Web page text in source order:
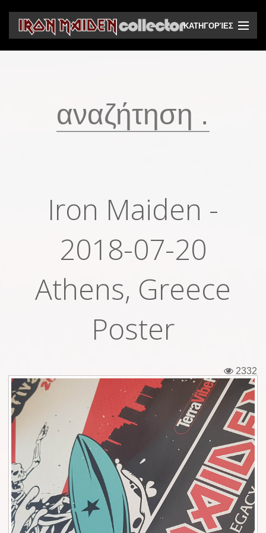
ΚΑΤΗΓΟΡΊΕΣ
CD
Βίντεο bootlegs
Εισιτήρια
Καρφίτσες
Καρτ ποστάλ
Πένες
Αυτοκόλλητα
Τηλεκάρτες
Αφίσες
Iron Maiden -
2018-07-20
Athens, Greece
Poster
2332